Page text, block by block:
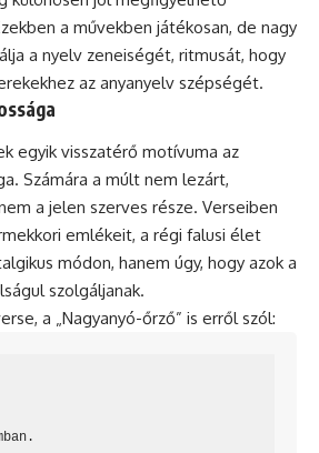
a művekben játékosan, de nagy
a nyelv zeneiségét, ritmusát, hogy
az anyanyelv szépségét.
egyik visszatérő motívuma az
Számára a múlt nem lezárt,
a jelen szerves része. Verseiben
emlékeit, a régi falusi élet
módon, hanem úgy, hogy azok a
szolgáljanak.
a „Nagyanyó-őrző” is erről szól: